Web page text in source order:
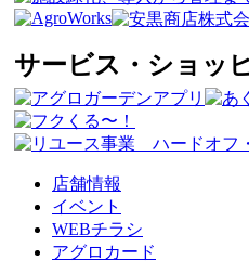
サービス・ショッ
店舗情報
イベント
WEBチラシ
アグロカード